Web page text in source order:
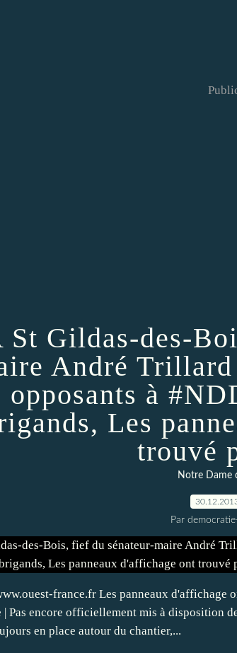
St Gildas-des-
André
opposants à
Les
trouvé
Notre Dame
Par
france.fr Les panneaux d'affichage
| Pas encore officiellement mis à disposition
en place autour du chantier,...